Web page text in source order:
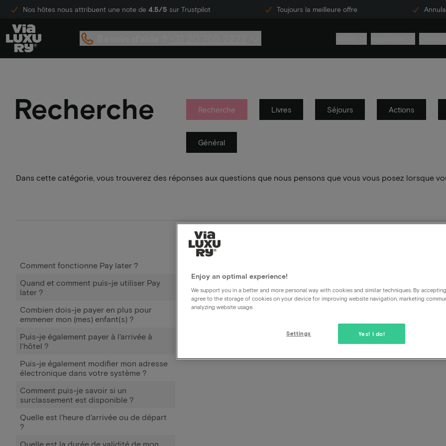
Nos hôtes nous attribuent une note de 4.5/5 sur Trustpilot Toujours la meilleure offre
Recherche Recherche Livres Séjours Actions
Général
Dans cette catégorie, vous trouverez des réponses aux questions que nous pensons que vous vous posez lorsque
Comment fonctionne Pay later ?
Quand et comment puis-je utiliser Pay
later ?
Combien dois-je payer en plus pour
emmener mon (mes) enfant(s) ?
Puis-je également payer à l'arrivée à
l'hôtel ?
Puis-je également modifier mon adresse
électronique dans votre système ?
Comment puis-je savoir si un
surclassement est disponible ?
Quelle est l'heure d'arrivée ou de départ
?
Quelle est la durée de validité de mon
Pourquoi y a-t-il des frais
En travaillant avec des frais de réservation, il est possible
répondre à votre question par e-mail, par exemple.
Enjoy an optimal experience!
We support you in a better and more personal way with cookies and similar techniques. By
agree to the storage of cookies on your device for improving website navigation, marketing
analyzing website usage.
Yes! I do!
Settings